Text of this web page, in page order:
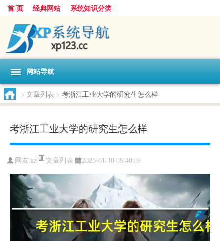
首 页 经典网站 系统知识分类
网站导航
> 文章列表 > 考浙江工业大学的研究生怎么样
考浙江工业大学的研究生怎么样
网友: kz 文章列表 2025-01-10 05:40:09